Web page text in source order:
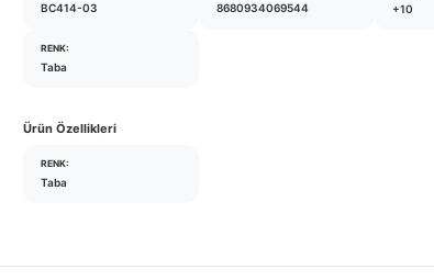
BC414-03 8680934069544 +10
RENK:
Taba
Ürün Özellikleri
RENK:
Taba